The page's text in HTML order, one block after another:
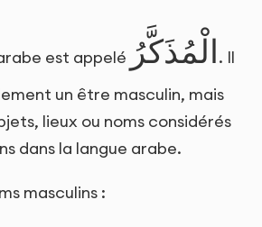
est appelé الْمُذَكَّرُ
. Il
un être masculin, mais
lieux ou noms considérés
dans la langue arabe.
masculins :